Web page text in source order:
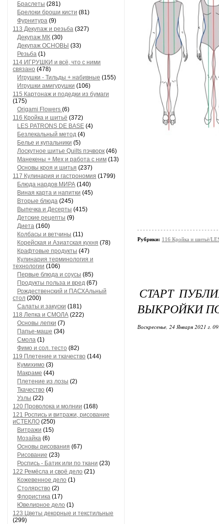
Браслеты (281)
Брелоки броши кисти (81)
Фурнитура (9)
113 Декупаж и резьба (327)
Декупаж МК (30)
Декупаж ОСНОВЫ (33)
Резьба (1)
114 ИГРУШКИ и всё, что с ними
связано (478)
Игрушки - Тильды + набивные (155)
Игрушки амигурушки (106)
115 Картонаж и подедки из бумаги
(175)
Origami Flowers (6)
116 Кройка и шитьё (372)
LES PATRONS DE BASE (4)
Безлекальный метод (4)
Белье и купальники (5)
Лоскутное шитье Quilts пэчворк (46)
Манекены + Мех и работа с ним (13)
Основы кроя и шитья (237)
117 Кулинария и гастрономия (1799)
Блюда нардов МИРА (140)
Виная карта и напитки (45)
Вторые блюда (245)
Выпечка и Десерты (415)
Детские рецепты (9)
Диета (160)
Колбасы и ветчины (11)
Корейская и Азиатская кухня (78)
Крафтовые продукты (47)
Кулинария терминология и
технологии (106)
Первые блюда и соусы (85)
Продукты польза и вред (67)
Рождественский и ПАСХАльный
стол (200)
Салаты и закуски (181)
118 Лепка и СМОЛА (222)
Основы лепки (7)
Папье-маше (34)
Смола (1)
Фимо и сол. тесто (82)
119 Плетение и ткачество (144)
Кумихимо (3)
Макраме (44)
Плетение из лозы (2)
Ткачество (4)
Узлы (22)
120 Проволока и молнии (168)
121 Роспись и витражи, рисование
иСТЕКЛО (250)
Витражи (15)
Мозайка (6)
Основы рисования (67)
Рисование (23)
Роспись - Батик или по ткани (23)
122 Ремёсла и своё дело (21)
Кожевенное дело (1)
Столярство (2)
Флористика (17)
Ювелирное дело (1)
123 Цветы декорные и текстильные
(299)
Рубрики: 116 Кройка и шитьё/
СТАРТ
ВЫКРОЙКИ
Воскресенье, 24 Января 2021 г.